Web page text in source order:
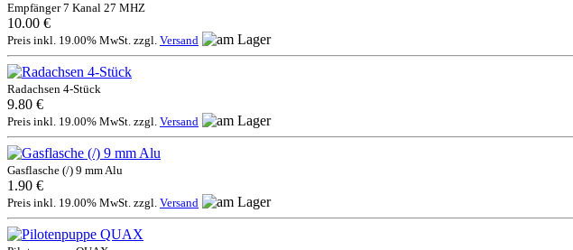
Empfänger 7 Kanal 27 MHZ
10.00 €
Preis inkl. 19.00% MwSt. zzgl. Versand
Radachsen 4-Stück
9.80 €
Preis inkl. 19.00% MwSt. zzgl. Versand
Gasflasche (/) 9 mm Alu
1.90 €
Preis inkl. 19.00% MwSt. zzgl. Versand